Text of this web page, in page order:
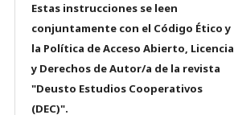
Estas instrucciones se leen
conjuntamente con el Código Ético y
la Política de Acceso Abierto, Licencia
y Derechos de Autor/a de la revista
"Deusto Estudios Cooperativos
(DEC)".